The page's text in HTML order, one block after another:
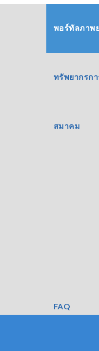
พอร์ทัลภาพ
ทรัพยากรก
สมาคม
FAQ